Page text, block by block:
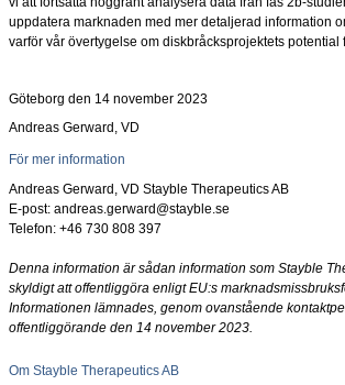
uppdatera marknaden med mer detaljerad information
varför vår övertygelse om diskbråcksprojektets potential
Göteborg den 14 november 2023
Andreas Gerward, VD
För mer information
Andreas Gerward, VD Stayble Therapeutics AB
E-post: andreas.gerward@stayble.se
Telefon: +46 730 808 397
Denna information är sådan information som Stayble
skyldigt att offentliggöra enligt EU:s
Informationen lämnades, genom ovanstående
offentliggörande den 14 november 2023.
Om Stayble Therapeutics AB